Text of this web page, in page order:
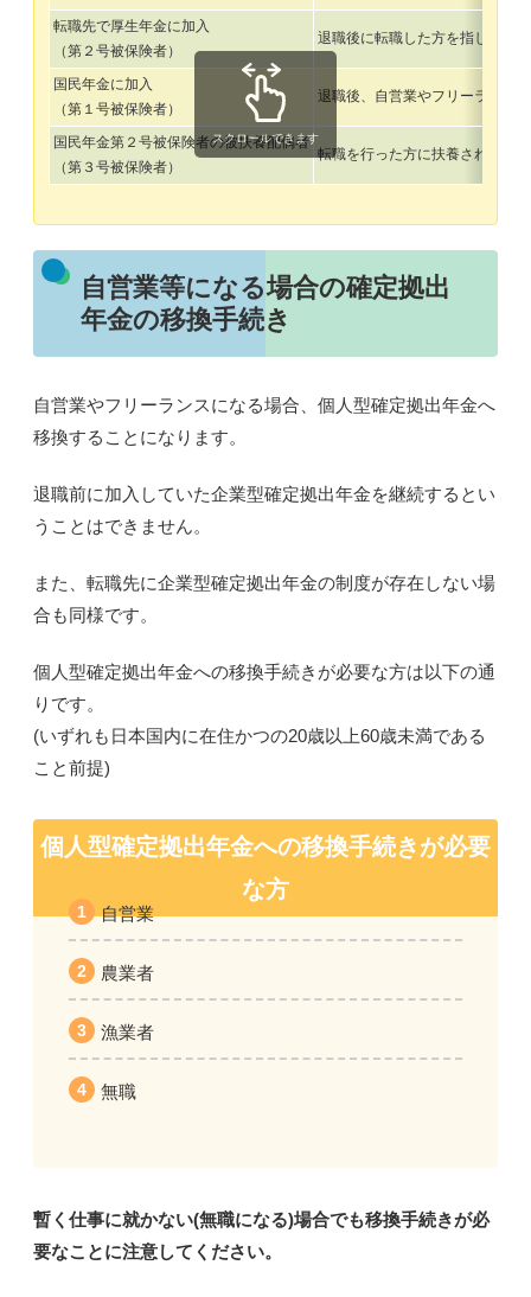
転職先で厚生年金に加入
（第２号被保険者）
退職後に転職した方を指します。
国民年金に加入
（第１号被保険者）
退職後、 自営業やフリーランス
国民年金第２号被保険者の被扶養配偶者
（第３号被保険者）
転職を行った方に扶養されている
スクロールできます
自営業等になる場合の確定拠出
年金の移換手続き
自営業やフリーランスになる場合、個人型確定拠出年金へ
移換することになります。
退職前に加入していた企業型確定拠出年金を継続するとい
うことはできません。
また、転職先に企業型確定拠出年金の制度が存在しない場
合も同様です。
個人型確定拠出年金への移換手続きが必要な方は以下の通
りです。
(いずれも 日本国内に在住かつの20歳以上60歳未満である
こと前提)
個人型確定拠出年金への移換手続きが必要
な方
自営業
農業者
漁業者
無職
暫く仕事に就かない(無職になる)場合でも移換手続きが必
要なことに注意してください。